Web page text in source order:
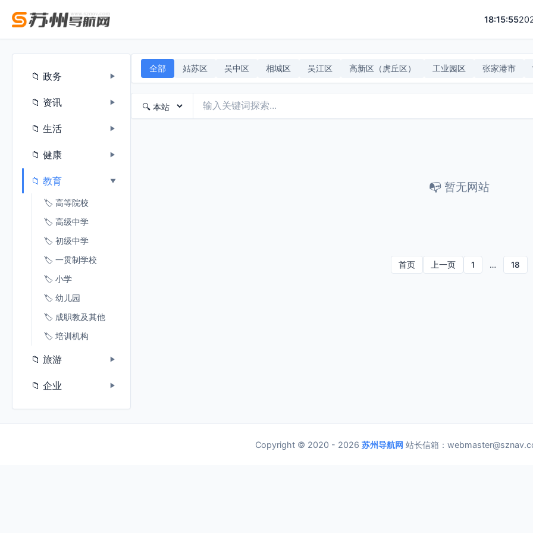
18:15:55
📁 政务 ▶
📁 资讯 ▶
📁 生活 ▶
📁 健康 ▶
📁 教育 ▶
🏷️ 高等院校
🏷️ 高级中学
🏷️ 初级中学
🏷️ 一贯制学校
🏷️ 小学
🏷️ 幼儿园
🏷️ 成职教及其他
🏷️ 培训机构
📁 旅游 ▶
📁 企业 ▶
全部 姑苏区 吴中区 相城区 吴江区 高新区（虎丘区） 工业园区 张家港市
📭 暂无网站
首页 上一页 1 … 18
Copyright © 2020 - 2026 苏州导航网 站长信箱：